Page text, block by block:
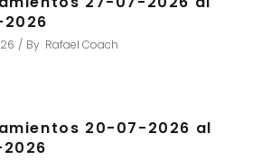
By Rafael Coach
20-07-2026 al